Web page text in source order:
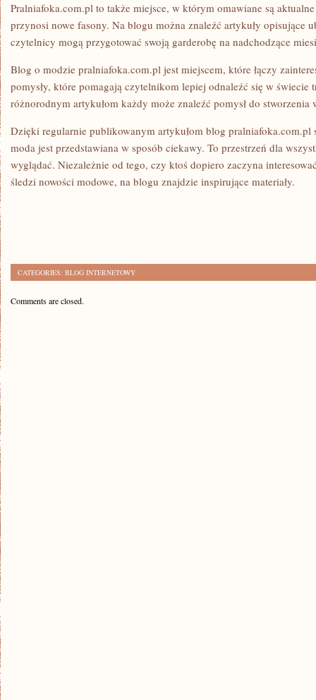
Pralniafoka.com.pl to także miejsce, w którym omawiane są
przynosi nowe fasony. Na blogu można znaleźć artykuły opisujące
czytelnicy mogą przygotować swoją garderobę na nadchodzące
Blog o modzie pralniafoka.com.pl jest miejscem, które łączy
pomysły, które pomagają czytelnikom lepiej odnaleźć się w
różnorodnym artykułom każdy może znaleźć pomysł do stworzenia
Dzięki regularnie publikowanym artykułom blog pralniafoka.com.pl
moda jest przedstawiana w sposób ciekawy. To przestrzeń dla
wyglądać. Niezależnie od tego, czy ktoś dopiero zaczyna
śledzi nowości modowe, na blogu znajdzie inspirujące materiały.
CATEGORIES: BLOG INTERNETOWY
Comments are closed.